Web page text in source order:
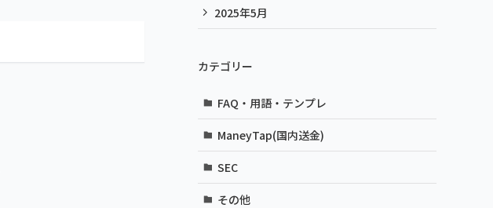
2025年5月
カテゴリー
FAQ・用語・テンプレ
ManeyTap(国内送金)
SEC
その他